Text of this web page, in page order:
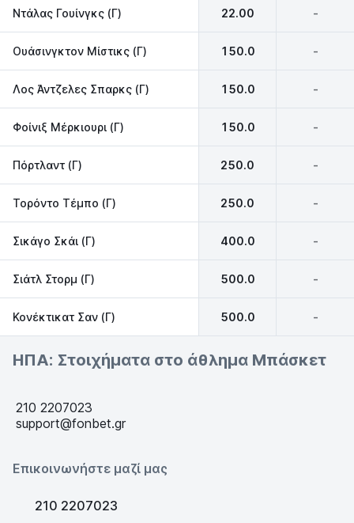
Ντάλας Γουίνγκς (Γ) 22.00 -
Ουάσινγκτον Μίστικς (Γ) 150.0 -
Λος Άντζελες Σπαρκς (Γ) 150.0 -
Φοίνιξ Μέρκιουρι (Γ) 150.0 -
Πόρτλαντ (Γ) 250.0 -
Τορόντο Τέμπο (Γ) 250.0 -
Σικάγο Σκάι (Γ) 400.0 -
Σιάτλ Στορμ (Γ) 500.0 -
Κονέκτικατ Σαν (Γ) 500.0 -
ΗΠΑ: Στοιχήματα στο άθλημα Μπάσκετ
210 2207023
support@fonbet.gr
Επικοινωνήστε μαζί μας
210 2207023